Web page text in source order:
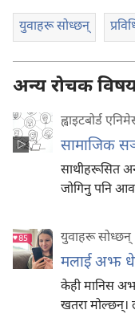
युवाहरू सोध्छन्‌
अन्य रोचक
ह्वाइटबोर्ड
सामाजिक
साथीहरूसित
जोगिनु पनि
युवाहरू सोध्छन्‌
मलाई अझ
केही मानिस
खतरा मोल्छन्‌।